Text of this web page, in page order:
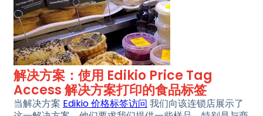
解决方案：使用 Edikio Price Tag
Access 解决方案打印的食品标签
当解决方案 Edikio 价格标签访问 我们向该连锁店展示了